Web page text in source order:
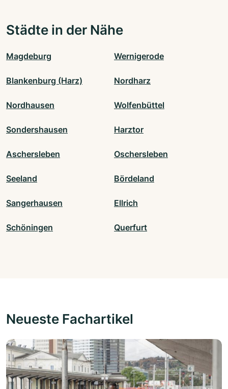
Städte in der Nähe
Magdeburg Wernigerode
Blankenburg (Harz) Nordharz
Nordhausen Wolfenbüttel
Sondershausen Harztor
Aschersleben Oschersleben
Seeland Bördeland
Sangerhausen Ellrich
Schöningen Querfurt
Neueste Fachartikel